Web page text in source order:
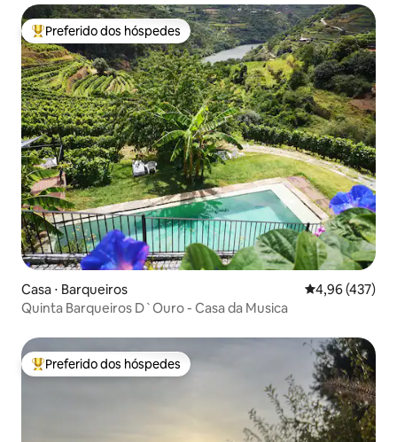
Entre os melhores preferidos dos hóspedes
Preferido dos hóspedes
Casa ⋅ Barqueiros 4,96 de uma
4,96 (437)
Quinta Barqueiros D`Ouro - Casa da Musica
Entre os melhores preferidos dos hóspedes
Preferido dos hóspedes